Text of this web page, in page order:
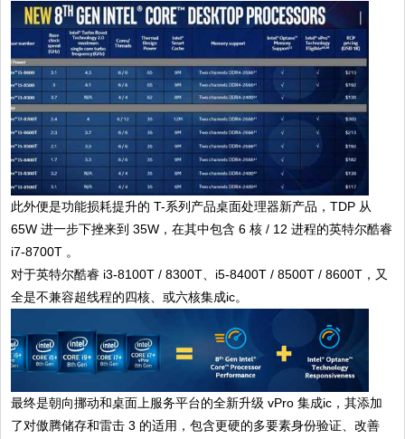
此外便是功能损耗提升的 T-系列产品桌面处理器新产品，TDP 从
65W 进一步下挫来到 35W，在其中包含 6 核 / 12 进程的英特尔酷睿
i7-8700T 。
对于英特尔酷睿 i3-8100T / 8300T、i5-8400T / 8500T / 8600T，又
全是不兼容超线程的四核、或六核集成ic。
最终是朝向挪动和桌面上服务平台的全新升级 vPro 集成ic，其添加
了对傲腾储存和雷击 3 的适用，包含更硬的多要素身份验证、改善